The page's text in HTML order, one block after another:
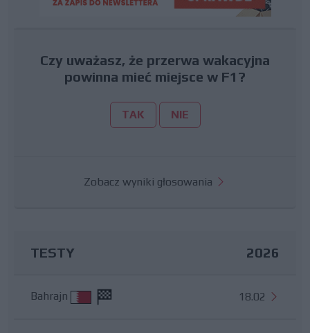
Czy uważasz, że przerwa wakacyjna
powinna mieć miejsce w F1?
TAK NIE
Zobacz wyniki głosowania
TESTY 2026
Bahrajn 18.02